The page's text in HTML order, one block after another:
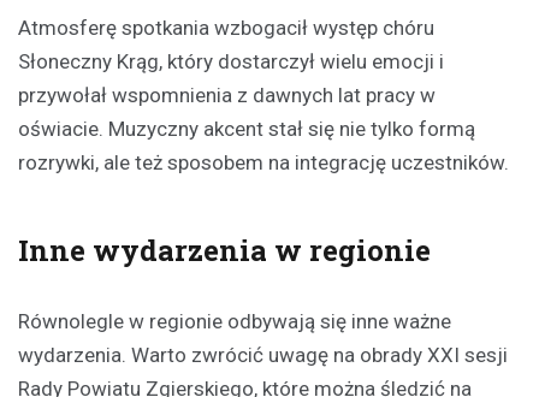
Atmosferę spotkania wzbogacił występ chóru
Słoneczny Krąg, który dostarczył wielu emocji i
przywołał wspomnienia z dawnych lat pracy w
oświacie. Muzyczny akcent stał się nie tylko formą
rozrywki, ale też sposobem na integrację uczestników.
Inne wydarzenia w regionie
Równolegle w regionie odbywają się inne ważne
wydarzenia. Warto zwrócić uwagę na obrady XXI sesji
Rady Powiatu Zgierskiego, które można śledzić na